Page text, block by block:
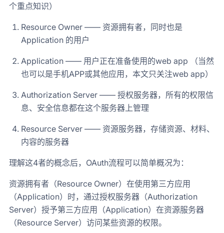
个重点知识）
Resource Owner —— 资源拥有者，同时也是
Application 的用户
Application —— 用户正在准备使用的web app （当然
也可以是手机APP或其他应用，本文只关注web app）
Authorization Server —— 授权服务器，所有的权限信
息、安全信息都在这个服务器上管理
Resource Server —— 资源服务器，存储资源、材料、
内容的服务器
理解这4者的概念后，OAuth流程可以简单概况为：
资源拥有者（Resource Owner）在使用第三方应用
（Application）时，通过授权服务器（Authorization
Server）授予第三方应用（Application）在资源服务器
（Resource Server）访问某些资源的权限。